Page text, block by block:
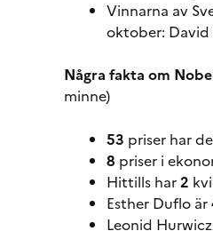
Vinnarna av
oktober: David
Några fakta om
minne)
53 priser har
8 priser i
Hittills har2
Esther Duflo är
Leonid